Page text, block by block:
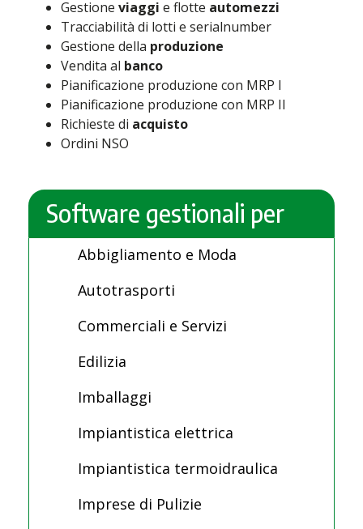
Gestione viaggi e flotte automezzi
Tracciabilità di lotti e serialnumber
Gestione della produzione
Vendita al banco
Pianificazione produzione con MRP I
Pianificazione produzione con MRP II
Richieste di acquisto
Ordini NSO
Software gestionali per
Abbigliamento e Moda
Autotrasporti
Commerciali e Servizi
Edilizia
Imballaggi
Impiantistica elettrica
Impiantistica termoidraulica
Imprese di Pulizie